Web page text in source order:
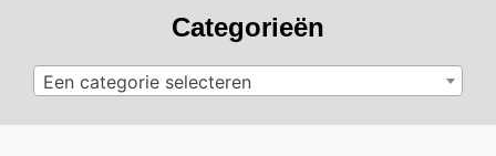
Categorieën
Een categorie selecteren